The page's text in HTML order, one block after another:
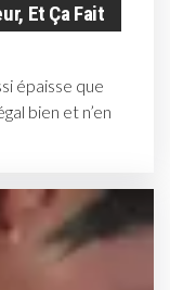
Et Ça Fait
épaisse que
bien et n’en